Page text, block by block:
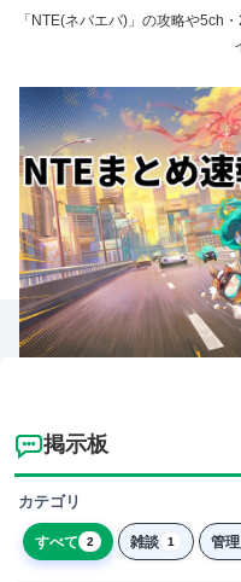
「NTE(ネバエバ)」の攻略や5ch
掲示板
カテゴリ
すべて 2 雑談 1 管